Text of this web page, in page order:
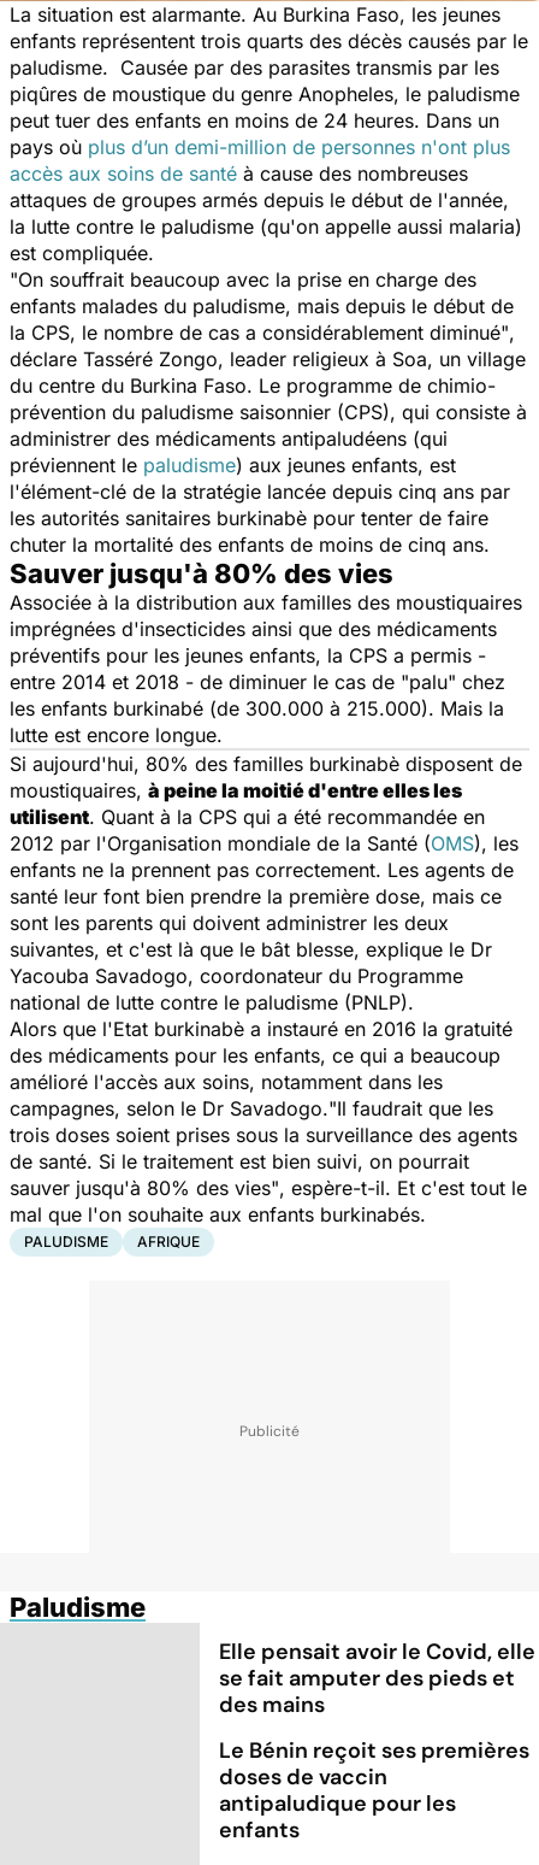
La situation est alarmante. Au Burkina Faso, les jeunes
enfants représentent trois quarts des décès causés par le
paludisme. Causée par des parasites transmis par les
piqûres de moustique du genre Anopheles, le paludisme
peut tuer des enfants en moins de 24 heures. Dans un
pays où plus d’un demi-million de personnes n'ont plus
accès aux soins de santé à cause des nombreuses
attaques de groupes armés depuis le début de l'année,
la lutte contre le paludisme (qu'on appelle aussi malaria)
est compliquée.
"On souffrait beaucoup avec la prise en charge des
enfants malades du paludisme, mais depuis le début de
la CPS, le nombre de cas a considérablement diminué",
déclare Tasséré Zongo, leader religieux à Soa, un village
du centre du Burkina Faso. Le programme de chimio-
prévention du paludisme saisonnier (CPS), qui consiste à
administrer des médicaments antipaludéens (qui
préviennent le paludisme) aux jeunes enfants, est
l'élément-clé de la stratégie lancée depuis cinq ans par
les autorités sanitaires burkinabè pour tenter de faire
chuter la mortalité des enfants de moins de cinq ans.
Sauver jusqu'à 80% des vies
Associée à la distribution aux familles des moustiquaires
imprégnées d'insecticides ainsi que des médicaments
préventifs pour les jeunes enfants, la CPS a permis -
entre 2014 et 2018 - de diminuer le cas de "palu" chez
les enfants burkinabé (de 300.000 à 215.000). Mais la
lutte est encore longue.
Si aujourd'hui, 80% des familles burkinabè disposent de
moustiquaires, à peine la moitié d'entre elles les
utilisent. Quant à la CPS qui a été recommandée en
2012 par l'Organisation mondiale de la Santé (OMS), les
enfants ne la prennent pas correctement. Les agents de
santé leur font bien prendre la première dose, mais ce
sont les parents qui doivent administrer les deux
suivantes, et c'est là que le bât blesse, explique le Dr
Yacouba Savadogo, coordonateur du Programme
national de lutte contre le paludisme (PNLP).
Alors que l'Etat burkinabè a instauré en 2016 la gratuité
des médicaments pour les enfants, ce qui a beaucoup
amélioré l'accès aux soins, notamment dans les
campagnes, selon le Dr Savadogo."Il faudrait que les
trois doses soient prises sous la surveillance des agents
de santé. Si le traitement est bien suivi, on pourrait
sauver jusqu'à 80% des vies", espère-t-il. Et c'est tout le
mal que l'on souhaite aux enfants burkinabés.
PALUDISME AFRIQUE
Paludisme
Elle pensait avoir le Covid, elle
se fait amputer des pieds et
des mains
Le Bénin reçoit ses premières
doses de vaccin
antipaludique pour les
enfants